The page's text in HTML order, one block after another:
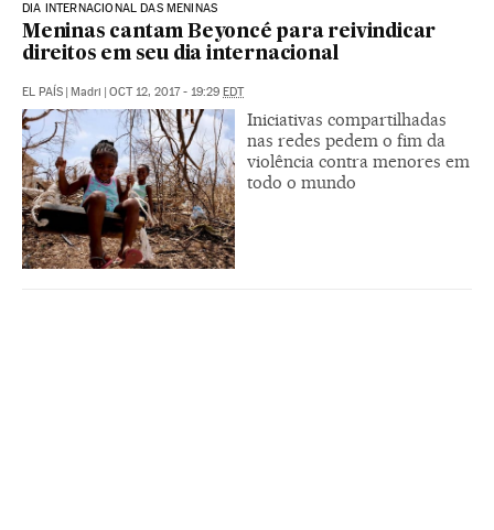
DIA INTERNACIONAL DAS MENINAS
Meninas cantam Beyoncé para reivindicar
direitos em seu dia internacional
EL PAÍS | Madri | OCT 12, 2017 - 19:29 EDT
Iniciativas compartilhadas
nas redes pedem o fim da
violência contra menores em
todo o mundo